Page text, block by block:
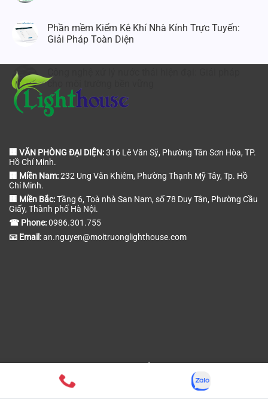
Phần mềm Kiểm Kê Khí Nhà Kính Trực Tuyến:
Giải Pháp Toàn Diện
cho môi trường bền vững
🏢 VĂN PHÒNG ĐẠI DIỆN:316 Lê Văn Sỹ, Phường Tân Sơn Hòa, TP.
Hồ Chí Minh.
🏢 Miền Nam:232 Ung Văn Khiêm, Phường Thạnh Mỹ Tây, Tp. Hồ
Chí Minh.
🏢 Miền Bắc:Tầng 6, Toà nhà San Nam, số 78 Duy Tân, Phường Cầu
Giấy, Thành phố Hà Nội.
☎ Phone:0986.301.755
📧 Email:an.nguyen@moitruonglighthouse.com